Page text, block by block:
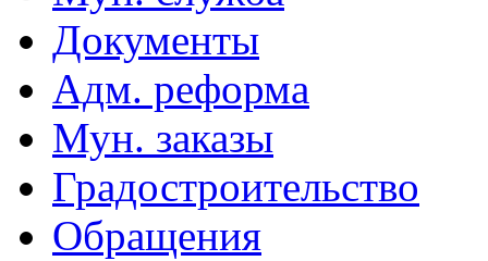
Документы
Адм. реформа
Мун. заказы
Градостроительство
Обращения